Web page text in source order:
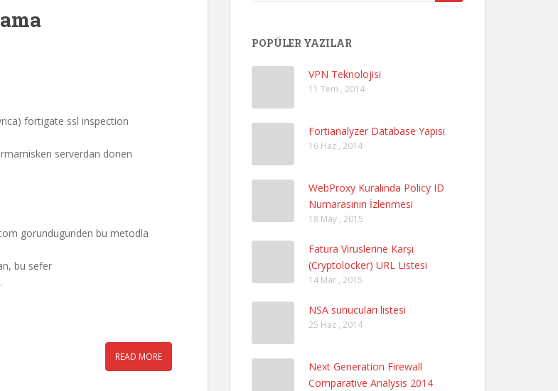
fortigate ssl inspection
serverdan donen
gorundugunden bu metodla
bu sefer
READ MORE
POPÜLER YAZILAR
VPN Teknolojisi
11 Tem , 2014
Fortianalyzer Database Yapısı
16 Haz , 2014
WebProxy Kuralında Policy ID
Numarasının İzlenmesi
18 May , 2015
Fatura Viruslerine Karşı
(Cryptolocker) URL Listesi
14 Mar , 2015
NSA sunucuları listesi
25 Haz , 2014
Next Generation Firewall
Comparative Analysis 2014